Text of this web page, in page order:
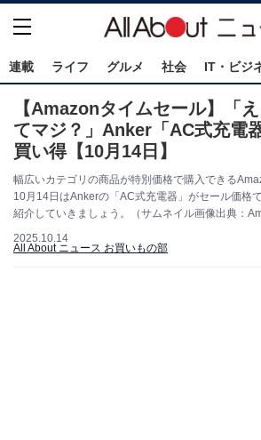
連載 ライフ グルメ 社会 IT・ビジ
【Amazonタイムセール】「
てマジ？」Anker「AC式充電
買い得【10月14日】
幅広いカテゴリの商品が特別価格で購入できる
10月14日はAnkerの「AC式充電器」がセール価格
紹介していきましょう。（サムネイル画像出典：
2025.10.14
All About ニュース お買いもの部